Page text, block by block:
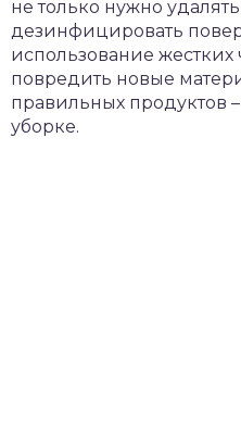
не только нужно
дезинфицировать
использование
повредить новые
правильных продуктов
уборке.